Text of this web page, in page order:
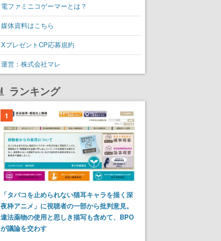
電ファミニコゲーマーとは？
媒体資料はこちら
XプレゼントCP応募規約
運営：株式会社マレ
ランキング
1
「タバコを止められない猫耳キャラを描く深
夜枠アニメ」に視聴者の一部から批判意見。
違法薬物の使用と思しき描写も含めて、BPO
が議論を交わす